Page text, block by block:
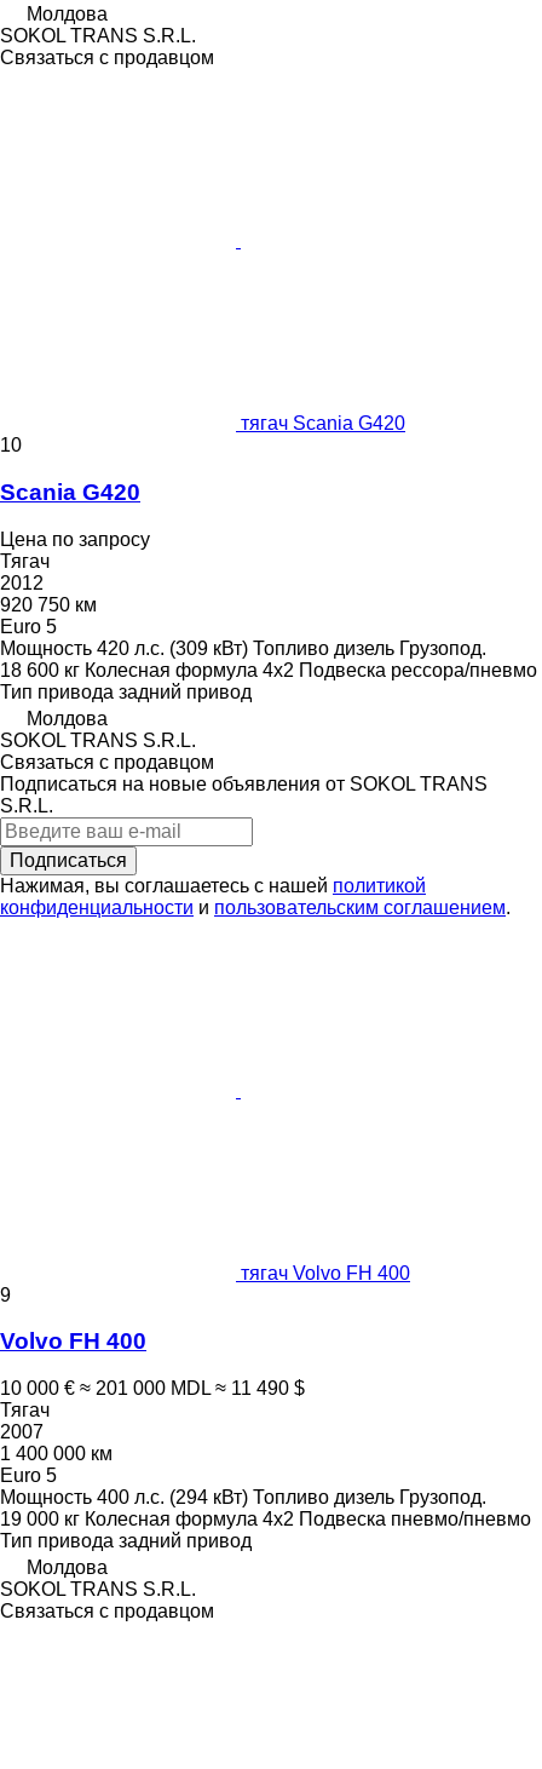
Молдова
SOKOL TRANS S.R.L.
Связаться с продавцом
тягач Scania G420
10
Scania G420
Цена по запросу
Тягач
2012
920 750 км
Euro 5
Мощность 420 л.с. (309 кВт) Топливо дизель Грузопод.
18 600 кг Колесная формула 4x2 Подвеска рессора/пневмо
Тип привода задний привод
Молдова
SOKOL TRANS S.R.L.
Связаться с продавцом
Подписаться на новые объявления от SOKOL TRANS
S.R.L.
Подписаться
Нажимая, вы соглашаетесь с нашей политикой
конфиденциальности и пользовательским соглашением.
тягач Volvo FH 400
9
Volvo FH 400
10 000 € ≈ 201 000 MDL ≈ 11 490 $
Тягач
2007
1 400 000 км
Euro 5
Мощность 400 л.с. (294 кВт) Топливо дизель Грузопод.
19 000 кг Колесная формула 4x2 Подвеска пневмо/пневмо
Тип привода задний привод
Молдова
SOKOL TRANS S.R.L.
Связаться с продавцом